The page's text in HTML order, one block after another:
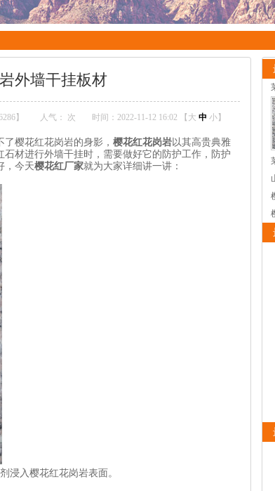
外墙干挂板材
】 人气： 次 时间：2022-11-12 16:02 【 大 中 小】
樱花红花岗岩的身影， 樱花红花岗岩以其高贵典雅
材进行外墙干挂时，需要做好它的防护工作，防护
，今天樱花红厂家就为大家详细讲一讲：
入樱花红花岗岩表面。